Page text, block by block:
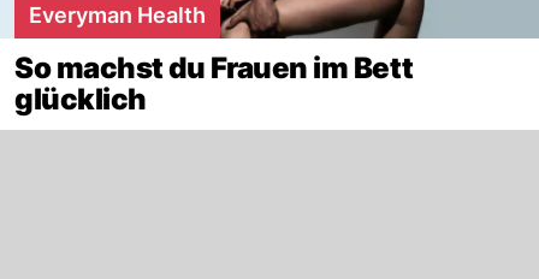
Everyman Health
So machst du Frauen im Bett
glücklich